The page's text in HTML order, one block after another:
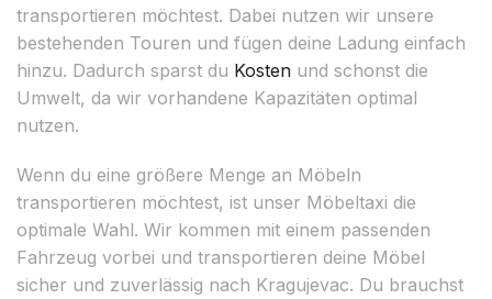
transportieren möchtest. Dabei nutzen wir unsere
bestehenden Touren und fügen deine Ladung einfach
hinzu. Dadurch sparst du Kosten und schonst die
Umwelt, da wir vorhandene Kapazitäten optimal
nutzen.
Wenn du eine größere Menge an Möbeln
transportieren möchtest, ist unser Möbeltaxi die
optimale Wahl. Wir kommen mit einem passenden
Fahrzeug vorbei und transportieren deine Möbel
sicher und zuverlässig nach Kragujevac. Du brauchst